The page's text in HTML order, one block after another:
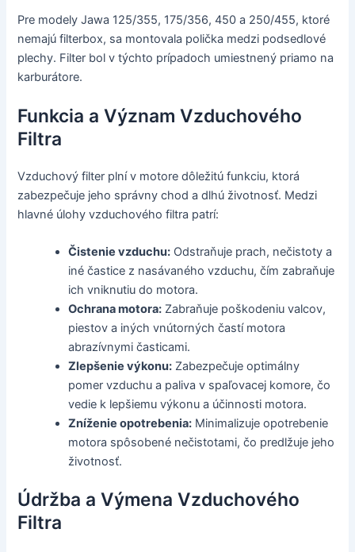
Pre modely Jawa 125/355, 175/356, 450 a 250/455, ktoré
nemajú filterbox, sa montovala polička medzi podsedlové
plechy. Filter bol v týchto prípadoch umiestnený priamo na
karburátore.
Funkcia a Význam Vzduchového
Filtra
Vzduchový filter plní v motore dôležitú funkciu, ktorá
zabezpečuje jeho správny chod a dlhú životnosť. Medzi
hlavné úlohy vzduchového filtra patrí:
Čistenie vzduchu: Odstraňuje prach, nečistoty a
iné častice z nasávaného vzduchu, čím zabraňuje
ich vniknutiu do motora.
Ochrana motora: Zabraňuje poškodeniu valcov,
piestov a iných vnútorných častí motora
abrazívnymi časticami.
Zlepšenie výkonu: Zabezpečuje optimálny
pomer vzduchu a paliva v spaľovacej komore, čo
vedie k lepšiemu výkonu a účinnosti motora.
Zníženie opotrebenia: Minimalizuje opotrebenie
motora spôsobené nečistotami, čo predlžuje jeho
životnosť.
Údržba a Výmena Vzduchového
Filtra